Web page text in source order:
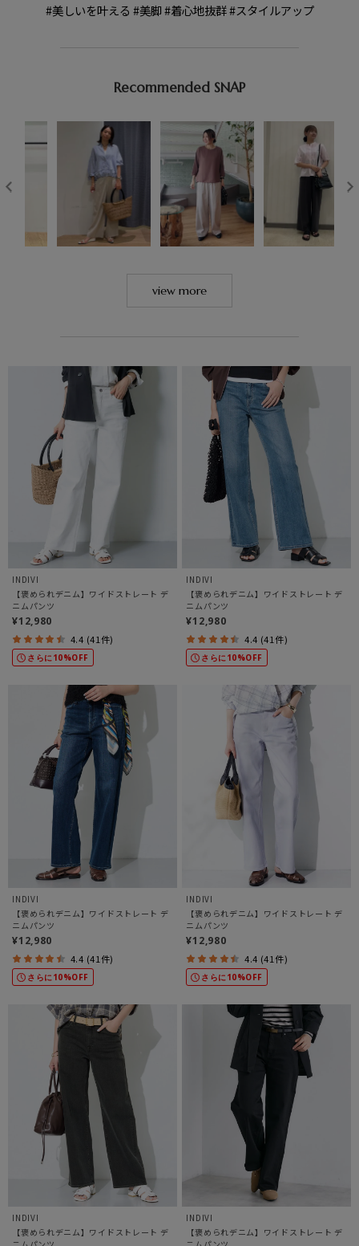
#美しいを叶える #美脚 #着心地抜群 #スタイルアップ
Recommended SNAP
view more
INDIVI
【褒められデニム】ワイドストレート デ
ニムパンツ
¥12,980
4.4 (41件)
さらに10%OFF
INDIVI
【褒められデニム】ワイドストレート デ
ニムパンツ
¥12,980
4.4 (41件)
さらに10%OFF
INDIVI
【褒められデニム】ワイドストレート デ
ニムパンツ
¥12,980
4.4 (41件)
さらに10%OFF
INDIVI
【褒められデニム】ワイドストレート デ
ニムパンツ
¥12,980
4.4 (41件)
さらに10%OFF
INDIVI
【褒められデニム】ワイドストレート デ
INDIVI
【褒められデニム】ワイドストレート デ